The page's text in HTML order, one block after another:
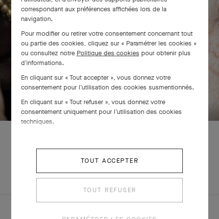
BALAYEZ POUR DÉCOUVRIR
PARURE
EXPLOREZ
D'AUTRES
correspondant aux préférences affichées lors de la
navigation.
Pour modifier ou retirer votre consentement concernant tout
ou partie des cookies, cliquez sur « Paramétrer les cookies »
ou consultez notre Politique des cookies pour obtenir plus
d’informations.
En cliquant sur « Tout accepter », vous donnez votre
consentement pour l’utilisation des cookies susmentionnés.
En cliquant sur « Tout refuser », vous donnez votre
consentement uniquement pour l’utilisation des cookies
techniques.
TOUT ACCEPTER
TOUT REFUSER